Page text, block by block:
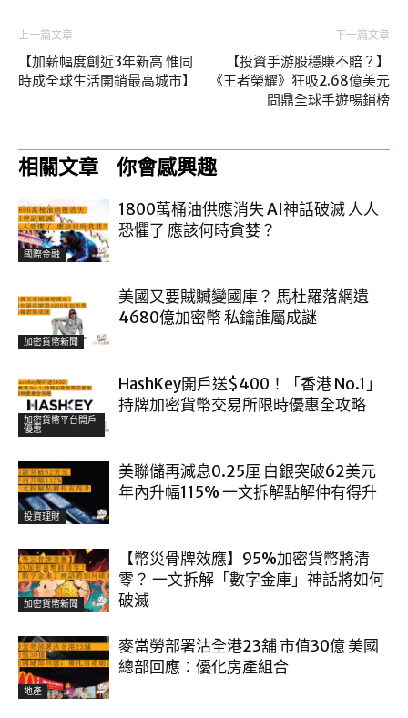
上一篇文章
【加薪幅度創近3年新高 惟同
時成全球生活開銷最高城市】
下一篇文章
【投資手游股穩賺不賠？】
《王者榮耀》狂吸2.68億美元
問鼎全球手遊暢銷榜
相關文章 你會感興趣
國際金融
1800萬桶油供應消失 AI神話破滅 人人
恐懼了 應該何時貪婪？
加密貨幣新聞
美國又要賊贓變國庫？ 馬杜羅落網遺
4680億加密幣 私鑰誰屬成謎
加密貨幣平台開戶
優惠
HashKey開戶送$400！「香港 No.1」
持牌加密貨幣交易所限時優惠全攻略
投資理財
美聯儲再減息0.25厘 白銀突破62美元
年內升幅115% 一文拆解點解仲有得升
加密貨幣新聞
【幣災骨牌效應】95%加密貨幣將清
零？ 一文拆解「數字金庫」神話將如何
破滅
地產
麥當勞部署沽全港23舖 市值30億 美國
總部回應：優化房產組合